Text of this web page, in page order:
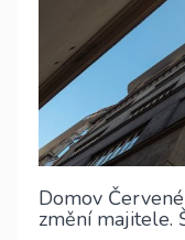
Domov
změní majitele.